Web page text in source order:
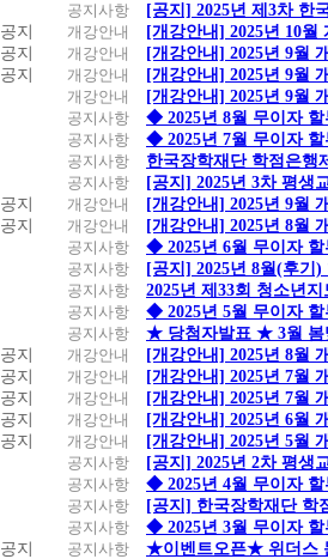
공지사항
[공지] 2025년 제3차 한
공지
개강안내
[개강안내] 2025년 10월
공지
개강안내
[개강안내] 2025년 9월
공지
개강안내
[개강안내] 2025년 9월
개강안내
[개강안내] 2025년 9월
공지사항
◆ 2025년 8월 무이자
공지사항
◆ 2025년 7월 무이자
공지사항
한국장학재단 학점은행
공지사항
[공지] 2025년 3차 평생
공지
개강안내
[개강안내] 2025년 9월
공지
개강안내
[개강안내] 2025년 8월
공지사항
◆ 2025년 6월 무이자
공지사항
[공지] 2025년 8월(후기
공지사항
2025년 제33회 청소년
공지사항
◆ 2025년 5월 무이자
공지사항
★ 당첨자발표 ★ 3월 봄
공지
개강안내
[개강안내] 2025년 8월
공지
개강안내
[개강안내] 2025년 7월
공지
개강안내
[개강안내] 2025년 7월
공지
개강안내
[개강안내] 2025년 6월
공지
개강안내
[개강안내] 2025년 5월
공지사항
[공지] 2025년 2차 평생
공지사항
◆ 2025년 4월 무이자
공지사항
[공지] 한국장학재단 학
공지사항
◆ 2025년 3월 무이자
공지
공지사항 ★이벤트오픈★ 위더스